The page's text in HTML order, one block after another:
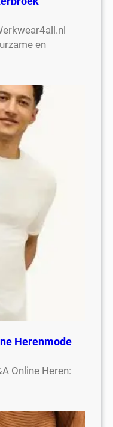
en
Herenmode
Online Heren: